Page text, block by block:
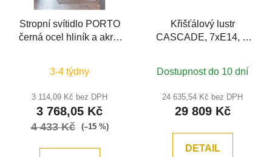
Stropní svítidlo PORTO
černá ocel hliník a akryl
3-4 týdny
3 114,09 Kč bez DPH
3 768,05 Kč
4 433 Kč (–15 %)
Křišťálový lustr
CASCADE, 7xE14, Ø
Dostupnost do 10 dní
24 635,54 Kč bez DPH
29 809 Kč
DETAIL